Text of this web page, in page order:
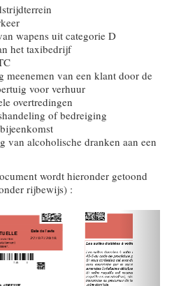
wapens uit categorie D
het taxibedrijf
meenemen van een klant door de
voor verhuur
overtredingen
of bedreiging
van alcoholische dranken aan een
wordt hieronder getoond
rijbewijs) :